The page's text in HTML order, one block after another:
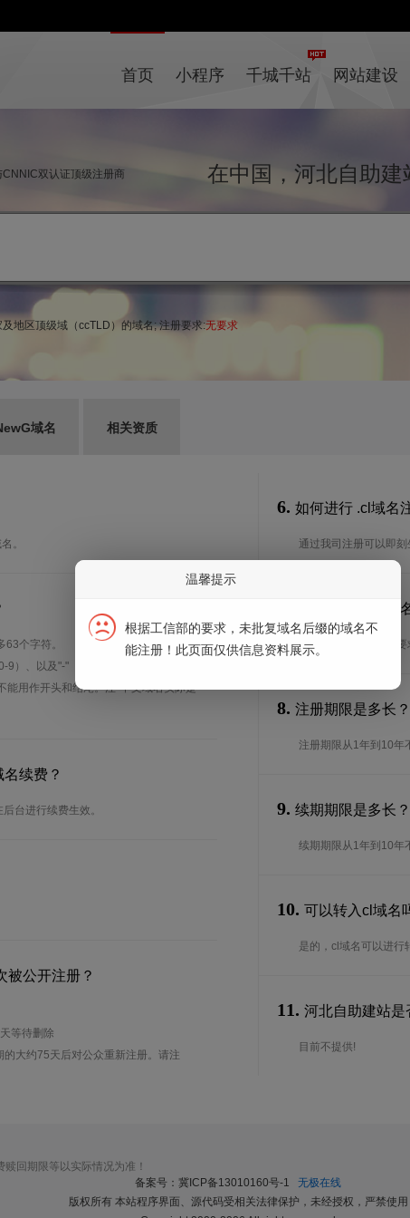
首页 小程序 千城千站 网站建设
CNNIC双认证顶级注册商 在中国，河北自助
地区顶级域（ccTLD）的域名; 注册要求:无要求
域名 相关资质
。
个字符。
）、以及"-"（英文中的连词号，即中横
能用作开头和结尾。注*中文域名实际是
续费？
台进行续费生效。
被公开注册？
等待删除
大约75天后对公众重新注册。请注
6. 如何进行 .cl域名
通过我司注册可以即刻
谁可以注册 .cl域
想了解.cl域名的注册要
8. 注册期限是多长？
注册期限从1年到10年
9. 续期期限是多长？
续期期限从1年到10年
10. 可以转入cl域名
是的，cl域名可以进行
11. 河北自助建站是
目前不提供!
回期限等以实际情况为准！
备案号：冀ICP备13010160号-1 无极在线
版权所有 本站程序界面、源代码受相关法律保护，未经授权，严禁使用
温馨提示
根据工信部的要求，未批复域名后缀的域名不
能注册！此页面仅供信息资料展示。